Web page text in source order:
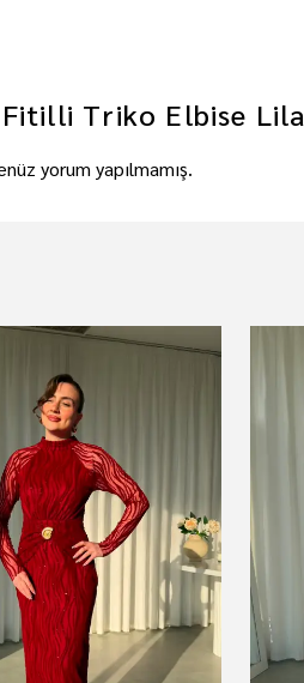
Fitilli Triko Elbise Lila
yorum yapılmamış.